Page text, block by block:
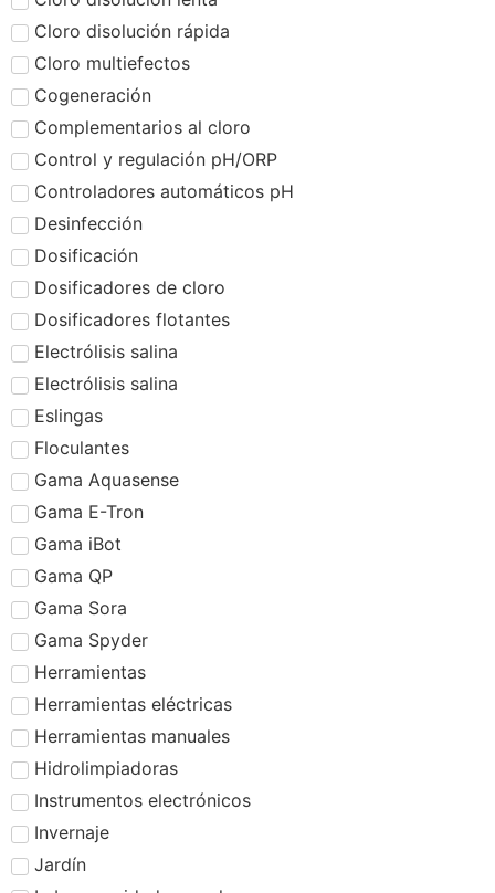
Cloro disolución rápida
Cloro multiefectos
Cogeneración
Complementarios al cloro
Control y regulación pH/ORP
Controladores automáticos pH
Desinfección
Dosificación
Dosificadores de cloro
Dosificadores flotantes
Electrólisis salina
Electrólisis salina
Eslingas
Floculantes
Gama Aquasense
Gama E-Tron
Gama iBot
Gama QP
Gama Sora
Gama Spyder
Herramientas
Herramientas eléctricas
Herramientas manuales
Hidrolimpiadoras
Instrumentos electrónicos
Invernaje
Jardín